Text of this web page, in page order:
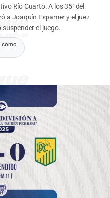
Río Cuarto. A los 35´ del
a Joaquín Espamer y el juez
el juego.
como